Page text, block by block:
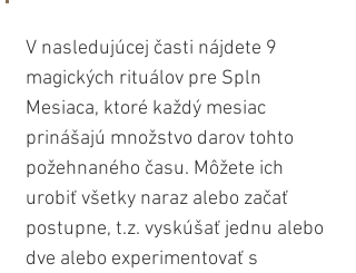
V nasledujúcej časti nájdete 9
magických rituálov pre Spln
Mesiaca, ktoré každý mesiac
prinášajú množstvo darov tohto
požehnaného času. Môžete ich
urobiť všetky naraz alebo začať
postupne, t.z. vyskúšať jednu alebo
dve alebo experimentovať s